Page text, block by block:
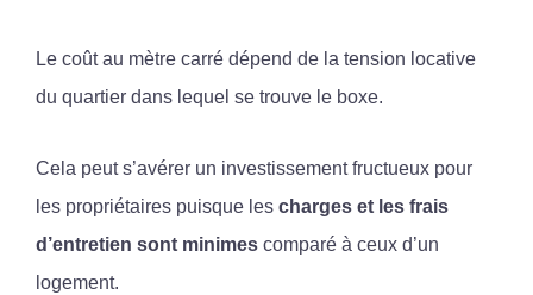
Le coût au mètre carré dépend de la tension locative
du quartier dans lequel se trouve le boxe.
Cela peut s’avérer un investissement fructueux pour
les propriétaires puisque les charges et les frais
d’entretien sont minimes comparé à ceux d’un
logement.